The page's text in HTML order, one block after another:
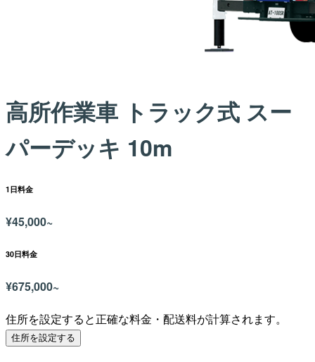
高所作業車 トラック式 スー
パーデッキ 10m
1日料金
¥45,000~
30日料金
¥675,000~
住所を設定すると正確な料金・配送料が計算されます。
住所を設定する